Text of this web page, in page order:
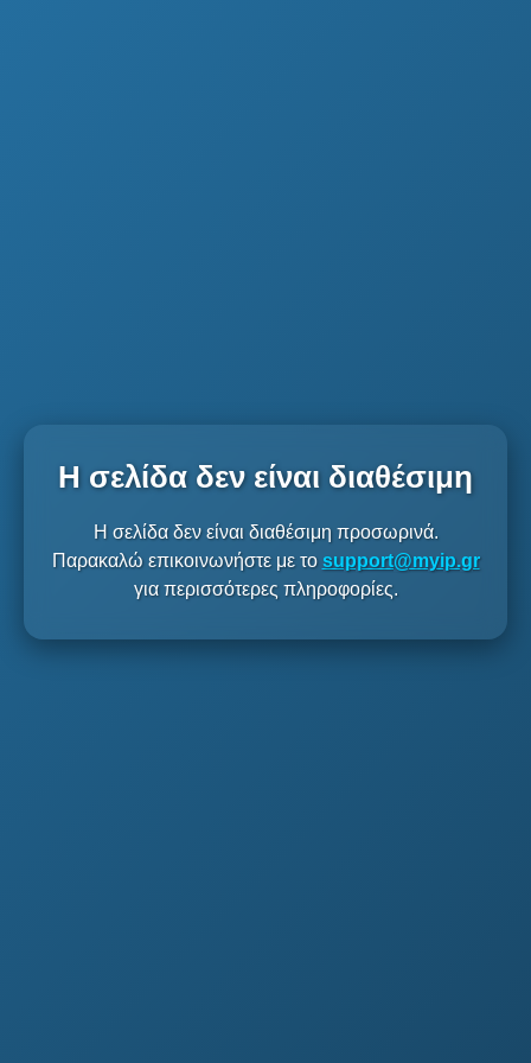
Η σελίδα δεν είναι διαθέσιμη
Η σελίδα δεν είναι διαθέσιμη προσωρινά.
Παρακαλώ επικοινωνήστε με το support@myip.gr
για περισσότερες πληροφορίες.